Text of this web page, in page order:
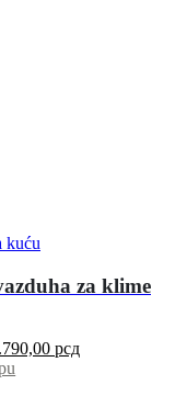
kuću
za klime
рсд